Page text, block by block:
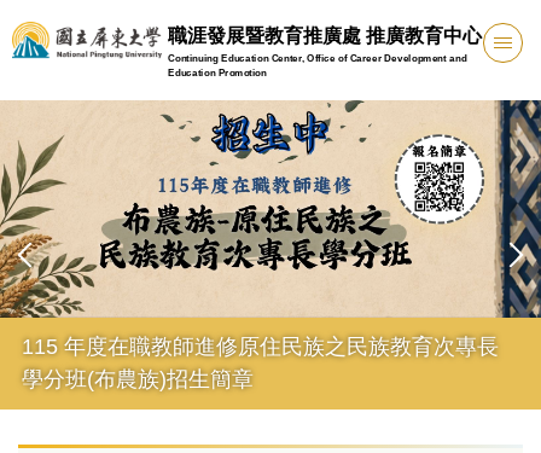
跳
到
要
容
區
職涯發展暨教育推廣處 推廣教育中心
Continuing Education Center, Office of Career Development and
Education Promotion
115 年度在職教師進修原住民族之民族教育次專長
學分班(布農族)招生簡章